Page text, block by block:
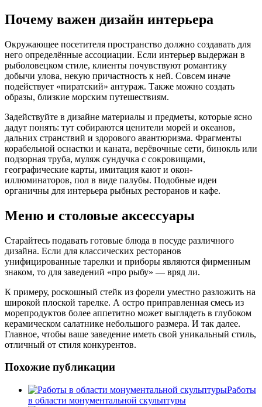
Почему важен дизайн интерьера
Окружающее посетителя пространство должно создавать для
него определённые ассоциации. Если интерьер выдержан в
рыболовецком стиле, клиенты почувствуют романтику
добычи улова, некую причастность к ней. Совсем иначе
подействует «пиратский» антураж. Также можно создать
образы, близкие морским путешествиям.
Задействуйте в дизайне материалы и предметы, которые ясно
дадут понять: тут собираются ценители морей и океанов,
дальних странствий и здорового авантюризма. Фрагменты
корабельной оснастки и каната, верёвочные сети, бинокль или
подзорная труба, муляж сундучка с сокровищами,
географические карты, имитация кают и окон-
иллюминаторов, пол в виде палубы. Подобные идеи
органичны для интерьера рыбных ресторанов и кафе.
Меню и столовые аксессуары
Старайтесь подавать готовые блюда в посуде различного
дизайна. Если для классических ресторанов
унифицированные тарелки и приборы являются фирменным
знаком, то для заведений «про рыбу» — вряд ли.
К примеру, роскошный стейк из форели уместно разложить на
широкой плоской тарелке. А остро приправленная смесь из
морепродуктов более аппетитно может выглядеть в глубоком
керамическом салатнике небольшого размера. И так далее.
Главное, чтобы ваше заведение иметь свой уникальный стиль,
отличный от стиля конкурентов.
Похожие публикации
Работы
в области монументальной скульптуры